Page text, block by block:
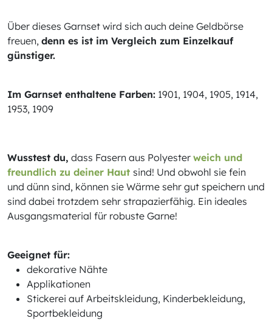
Über dieses Garnset wird sich auch deine Geldbörse
freuen, denn es ist im Vergleich zum Einzelkauf
günstiger.
Im Garnset enthaltene Farben: 1901, 1904, 1905, 1914,
1953, 1909
Wusstest du, dass Fasern aus Polyester weich und
freundlich zu deiner Haut sind! Und obwohl sie fein
und dünn sind, können sie Wärme sehr gut speichern und
sind dabei trotzdem sehr strapazierfähig. Ein ideales
Ausgangsmaterial für robuste Garne!
Geeignet für:
dekorative Nähte
Applikationen
Stickerei auf Arbeitskleidung, Kinderbekleidung,
Sportbekleidung